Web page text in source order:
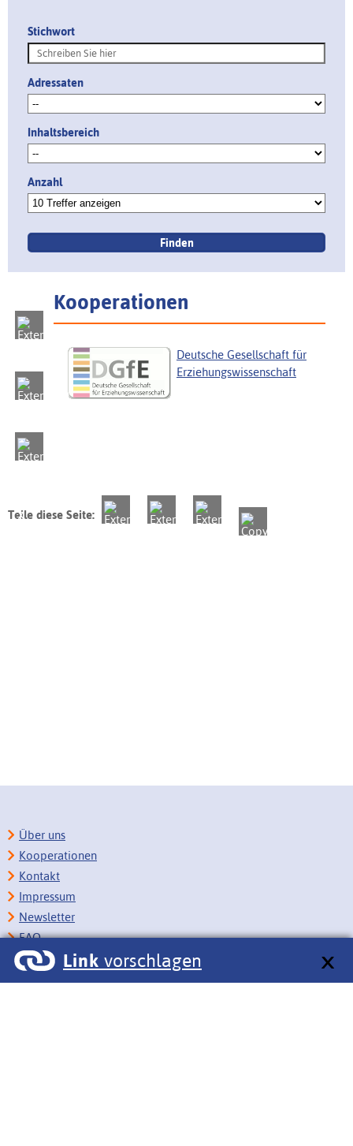
Stichwort
Adressaten
Inhaltsbereich
Anzahl
Kooperationen
Deutsche Gesellschaft für
Erziehungswissenschaft
Teile diese Seite:
Link vorschlagen
Über uns
Kooperationen
Kontakt
Impressum
Newsletter
FAQ
Copyright